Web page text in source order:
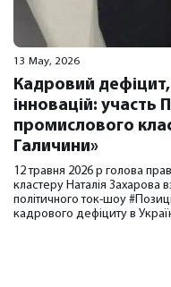
13 May, 2026
Кадровий
інновацій: участь
промислового
Галичини»
12 травня 2026 р голова
кластеру Наталія Захарова
політичного ток-шоу
кадрового дефіциту в